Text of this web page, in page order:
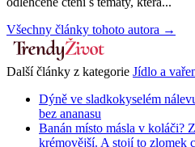
Všechny články tohoto autora →
Další články z kategorie Jídlo a
Dýně ve sladkokyselém
bez ananasu
Banán místo másla v koláči?
krémovější. A stojí to zlomek